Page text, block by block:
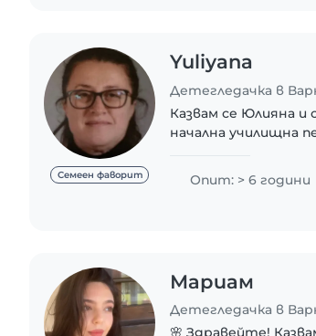
Семеен фаворит
Yuliyana
Детегледачка в
Казвам се Юлияна и
начална училищна
Опит: > 6 години
Мариам
Детегледачка в
🌸 Здравейте!